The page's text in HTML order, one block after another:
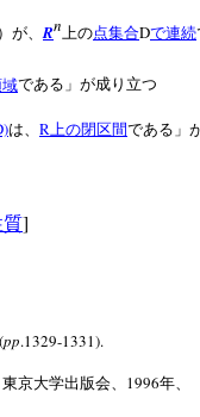
）が、Rn上の点集合Dで連続
である」が成り立つ
は、 R 上の閉区間である」
質]
(pp.1329-1331).
京大学出版会、 1996年、